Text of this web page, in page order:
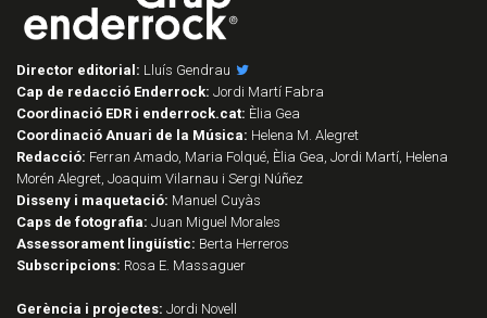
Director editorial: Lluís Gendrau
Cap de redacció Enderrock: Jordi Martí Fabra
Coordinació EDR i enderrock.cat: Èlia Gea
Coordinació Anuari de la Música: Helena M. Alegret
Redacció: Ferran Amado, Maria Folqué, Èlia Gea, Jordi Martí, Helena
Morén Alegret, Joaquim Vilarnau i Sergi Núñez
Disseny i maquetació: Manuel Cuyàs
Caps de fotografia: Juan Miguel Morales
Assessorament lingüístic: Berta Herreros
Subscripcions: Rosa E. Massaguer
Gerència i projectes: Jordi Novell